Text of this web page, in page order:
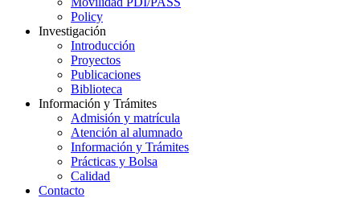
Policy
Investigación
Introducción
Proyectos
Publicaciones
Biblioteca
Información y Trámites
Admisión y matrícula
Atención al alumnado
Información y Trámites
Prácticas y Bolsa
Calidad
Contacto